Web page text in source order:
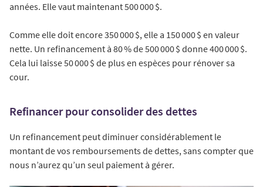
années. Elle vaut maintenant 500 000 $.
Comme elle doit encore 350 000 $, elle a 150 000 $ en valeur
nette. Un refinancement à 80 % de 500 000 $ donne 400 000 $.
Cela lui laisse 50 000 $ de plus en espèces pour rénover sa
cour.
Refinancer pour consolider des dettes
Un refinancement peut diminuer considérablement le
montant de vos remboursements de dettes, sans compter que
nous n’aurez qu’un seul paiement à gérer.